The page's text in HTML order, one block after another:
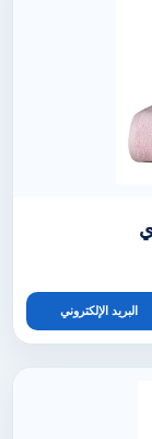
البريد الإلكتروني